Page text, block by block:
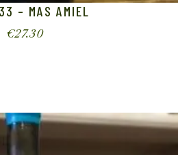
– MAS AMIEL
€27.30